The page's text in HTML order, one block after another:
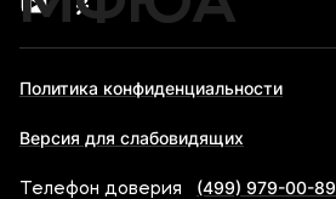
Политика конфиденциальности
Версия для слабовидящих
Телефон доверия (499) 979-00-89